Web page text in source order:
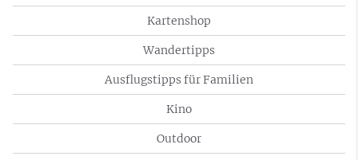
Kartenshop
Wandertipps
Ausflugstipps für Familien
Kino
Outdoor